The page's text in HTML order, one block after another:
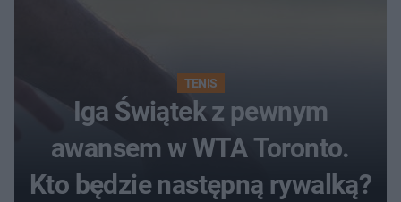
TENIS
Iga Świątek z pewnym
awansem w WTA Toronto.
Kto będzie następną rywalką?